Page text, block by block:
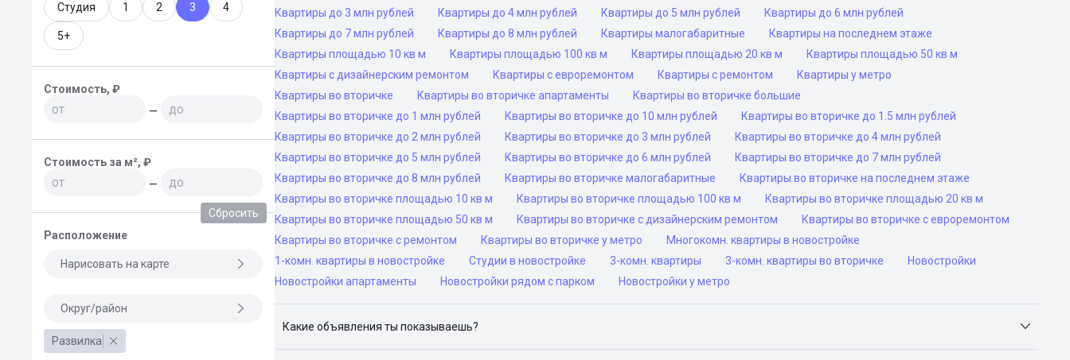
Студия
1 2 3 4
5+
Стоимость, ₽
—
Стоимость за м², ₽
—
Сбросить
Расположение
Нарисовать на карте
Округ/район
Развилка
Квартиры до 3 млн рублей
Квартиры до 4 млн рублей Квартиры до 5 млн рублей
Квартиры до 6 млн рублей
Квартиры до 7 млн рублей
Квартиры до 8 млн рублей Квартиры малогабаритные
Квартиры на последнем этаже
Квартиры площадью 10 кв м
Квартиры площадью 100 кв м Квартиры площадью 20 кв м
Квартиры площадью 50 кв м
Квартиры с дизайнерским ремонтом
Квартиры с евроремонтом Квартиры с ремонтом
Квартиры у метро
Квартиры во вторичке
Квартиры во вторичке апартаменты
Квартиры во вторичке большие
Квартиры во вторичке до 1 млн рублей
Квартиры во вторичке до 10 млн рублей
Квартиры во вторичке до 1.5 млн рублей
Квартиры во вторичке до 2 млн рублей
Квартиры во вторичке до 3 млн рублей
Квартиры во вторичке до 4 млн рублей
Квартиры во вторичке до 5 млн рублей
Квартиры во вторичке до 6 млн рублей
Квартиры во вторичке до 7 млн рублей
Квартиры во вторичке до 8 млн рублей
Квартиры во вторичке малогабаритные
Квартиры во вторичке на последнем этаже
Квартиры во вторичке площадью 10 кв м
Квартиры во вторичке площадью 100 кв м
Квартиры во вторичке площадью 20 кв м
Квартиры во вторичке площадью 50 кв м
Квартиры во вторичке с дизайнерским ремонтом
Квартиры во вторичке с евроремонтом
Квартиры во вторичке с ремонтом
Квартиры во вторичке у метро
Многокомн. квартиры в новостройке
1-комн. квартиры в новостройке
Студии в новостройке 3-комн. квартиры 3-комн. квартиры во вторичке
Новостройки
Новостройки апартаменты
Новостройки рядом с парком Новостройки у метро
Какие объявления ты показываешь?